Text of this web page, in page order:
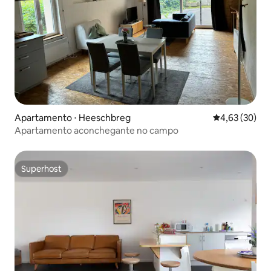
Apartamento ⋅ Heeschbreg 4,63 de uma
4,63 (30)
Apartamento aconchegante no campo
Superhost
Superhost